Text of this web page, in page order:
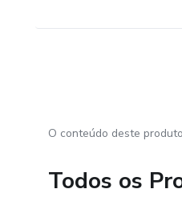
O conteúdo deste
Todos os